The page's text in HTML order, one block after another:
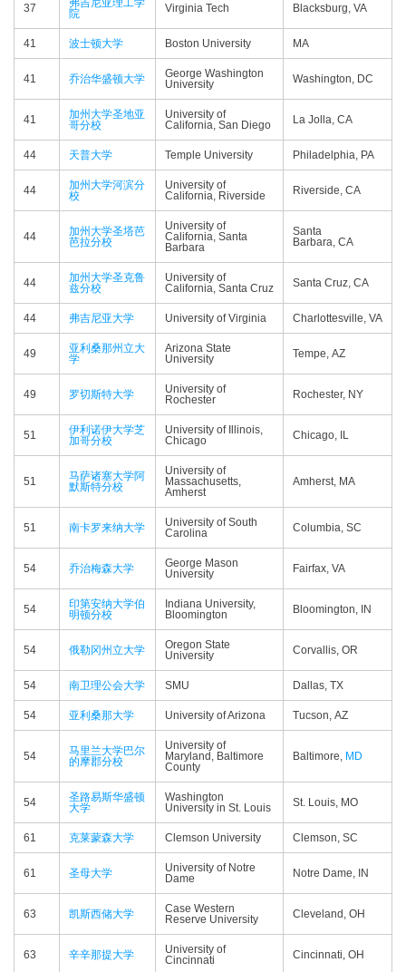
37
弗吉尼亚理工学
院
Virginia Tech Blacksburg, VA
41 波士顿大学 Boston University MA
41 乔治华盛顿大学
George Washington
University
Washington, DC
41
加州大学圣地亚
哥分校
University of
California, San Diego
La Jolla, CA
44 天普大学 Temple University Philadelphia, PA
44
加州大学河滨分
校
University of
California, Riverside
Riverside, CA
44
加州大学圣塔芭
芭拉分校
University of
California, Santa
Barbara
Santa
Barbara, CA
44
加州大学圣克鲁
兹分校
University of
California, Santa Cruz
Santa Cruz, CA
44 弗吉尼亚大学 University of Virginia Charlottesville, VA
49
亚利桑那州立大
学
Arizona State
University
Tempe, AZ
49 罗切斯特大学
University of
Rochester
Rochester, NY
51
伊利诺伊大学芝
加哥分校
University of Illinois,
Chicago
Chicago, IL
51
马萨诸塞大学阿
默斯特分校
University of
Massachusetts,
Amherst
Amherst, MA
51 南卡罗来纳大学
University of South
Carolina
Columbia, SC
54 乔治梅森大学
George Mason
University
Fairfax, VA
54
印第安纳大学伯
明顿分校
Indiana University,
Bloomington
Bloomington, IN
54 俄勒冈州立大学
Oregon State
University
Corvallis, OR
54 南卫理公会大学 SMU Dallas, TX
54 亚利桑那大学 University of Arizona Tucson, AZ
54
马里兰大学巴尔
的摩郡分校
University of
Maryland, Baltimore
County
Baltimore, MD
54
圣路易斯华盛顿
大学
Washington
University in St. Louis
St. Louis, MO
61 克莱蒙森大学 Clemson University Clemson, SC
61 圣母大学
University of Notre
Dame
Notre Dame, IN
63 凯斯西储大学
Case Western
Reserve University
Cleveland, OH
63 辛辛那提大学
University of
Cincinnati
Cincinnati, OH